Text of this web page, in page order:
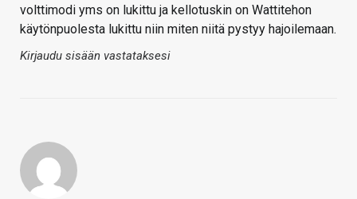
volttimodi yms on lukittu ja kellotuskin on Wattitehon
käytönpuolesta lukittu niin miten niitä pystyy hajoilemaan.
Kirjaudu sisään vastataksesi